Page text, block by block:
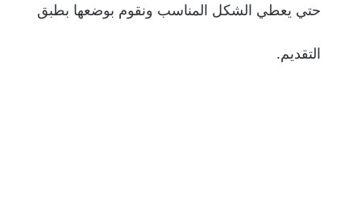
حتي يعطي الشكل المناسب ونقوم بوضعها بطبق
التقديم.